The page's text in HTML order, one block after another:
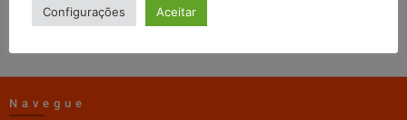
Navegue
Configurações Aceitar